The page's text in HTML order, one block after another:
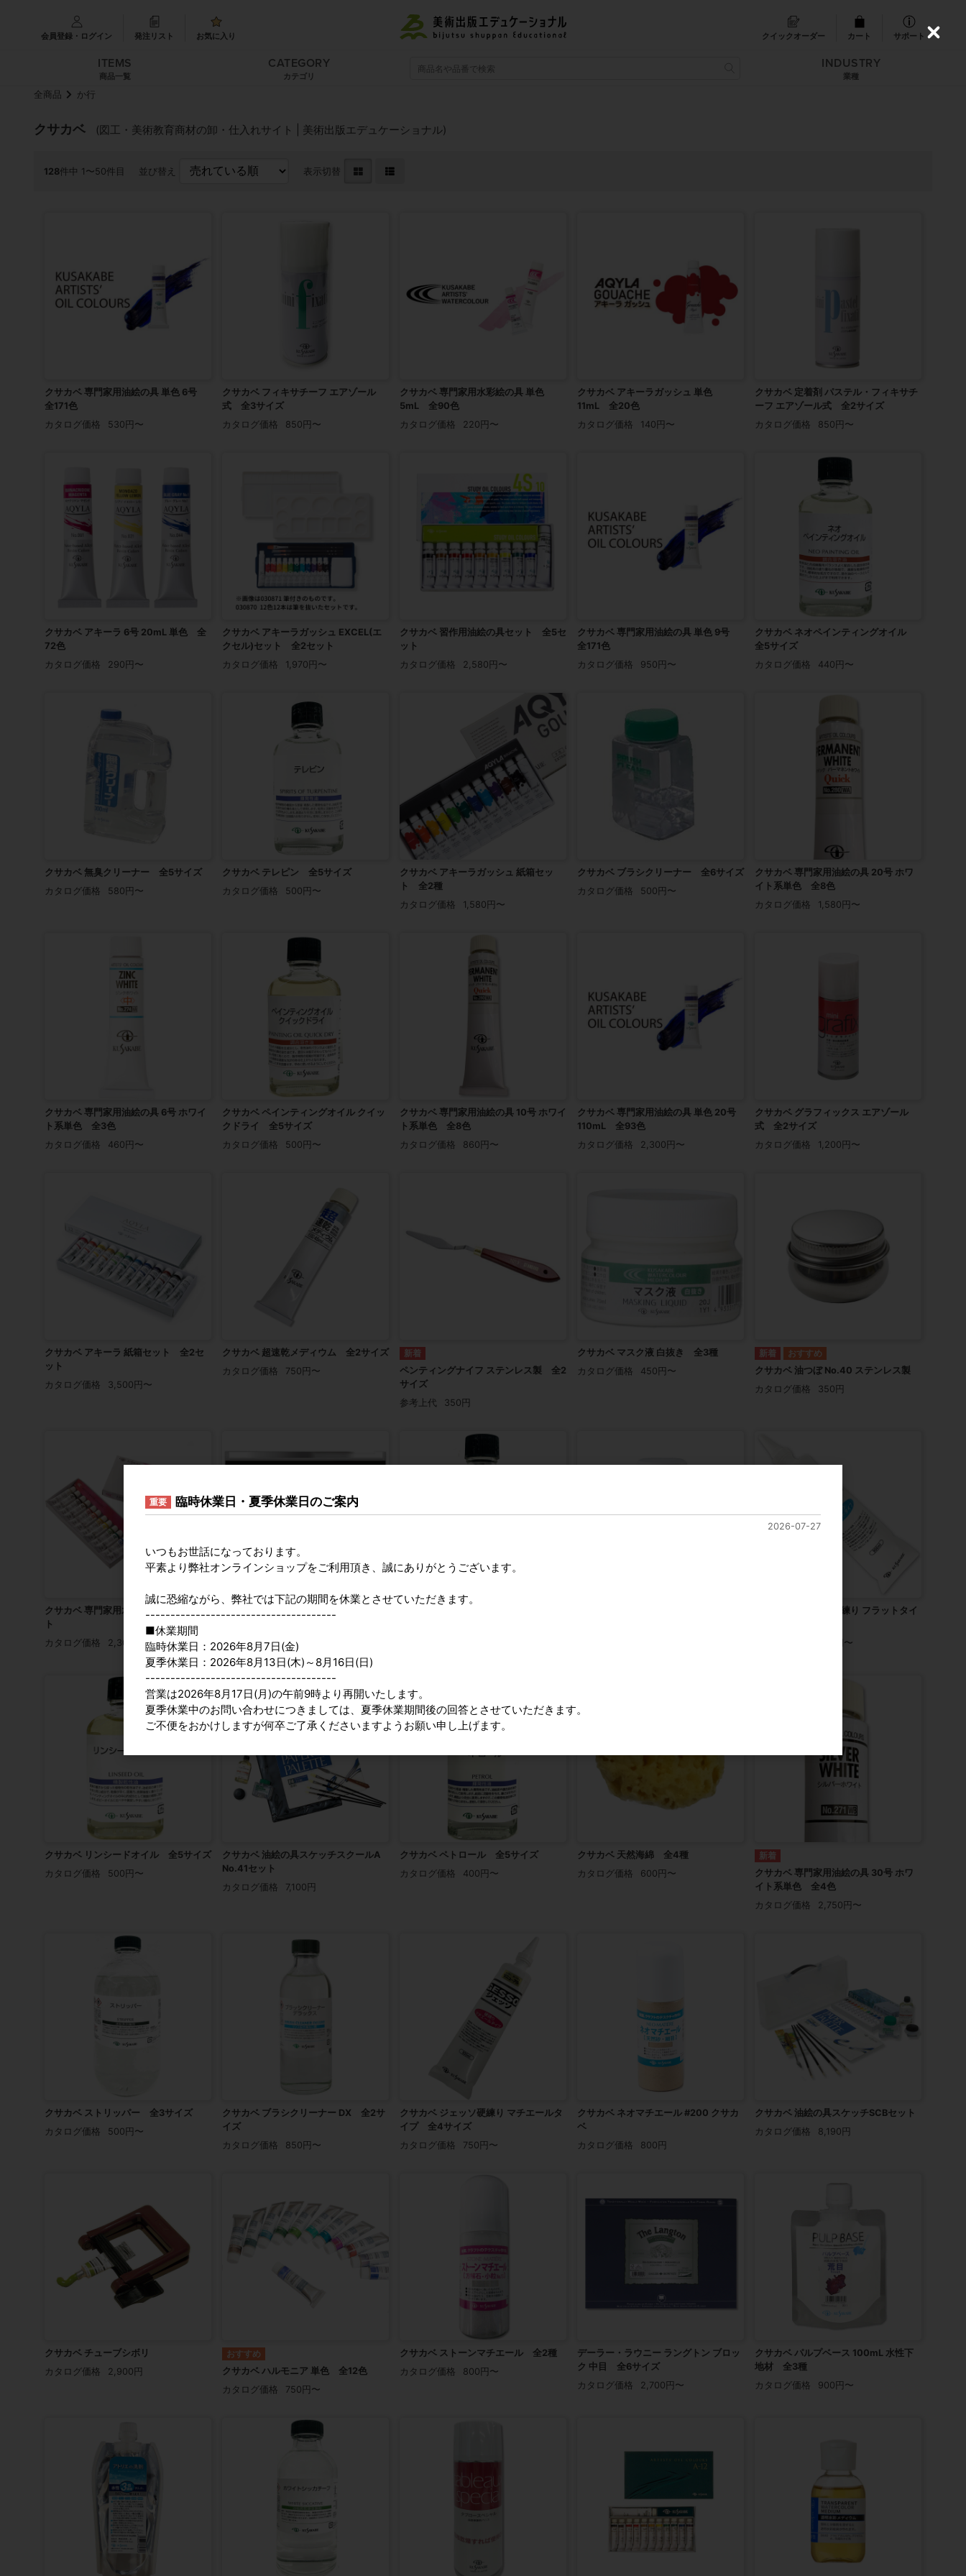
会員登録・ログイン 発注リスト お気に入り クイックオーダー カート サポート
ITEMS
商品一覧
CATEGORY
カテゴリ
INDUSTRY
業種
全商品 か行
クサカベ (図工・美術教育商材の卸・仕入れサイト | 美術出版エデュケーショナル)
128件中 1〜50件目 並び替え 表示切替
クサカベ 専門家用油絵の具 単色 6号
全171色
カタログ価格
530円〜
クサカベ フィキサチーフ エアゾール
式 全3サイズ
カタログ価格
850円〜
クサカベ 専門家用水彩絵の具 単色
5mL 全90色
カタログ価格
220円〜
クサカベ アキーラガッシュ 単色
11mL 全20色
カタログ価格
140円〜
クサカベ 定着剤 パステル・フィキサチ
ーフ エアゾール式 全2サイズ
カタログ価格
850円〜
クサカベ アキーラ 6号 20mL 単色 全
72色
カタログ価格
290円〜
クサカベ アキーラガッシュ EXCEL(エ
クセル)セット 全2セット
カタログ価格
1,970円〜
クサカベ 習作用油絵の具セット 全5セ
ット
カタログ価格
2,580円〜
クサカベ 専門家用油絵の具 単色 9号
全171色
カタログ価格
950円〜
クサカベ ネオペインティングオイル
全5サイズ
カタログ価格
440円〜
クサカベ 無臭クリーナー 全5サイズ
カタログ価格
580円〜
クサカベ テレピン 全5サイズ
カタログ価格
500円〜
クサカベ アキーラガッシュ 紙箱セッ
ト 全2種
カタログ価格
1,580円〜
クサカベ ブラシクリーナー 全6サイズ
カタログ価格
500円〜
クサカベ 専門家用油絵の具 20号 ホワ
イト系単色 全8色
カタログ価格
1,580円〜
クサカベ 専門家用油絵の具 6号 ホワイ
ト系単色 全3色
カタログ価格
460円〜
クサカベ ペインティングオイル クイッ
クドライ 全5サイズ
カタログ価格
500円〜
クサカベ 専門家用油絵の具 10号 ホワイ
ト系単色 全8色
カタログ価格
860円〜
クサカベ 専門家用油絵の具 単色 20号
110mL 全93色
カタログ価格
2,300円〜
クサカベ グラフィックス エアゾール
式 全2サイズ
カタログ価格
1,200円〜
クサカベ アキーラ 紙箱セット 全2セ
ット
カタログ価格
3,500円〜
クサカベ 超速乾メディウム 全2サイズ
カタログ価格
750円〜
ペンティングナイフ ステンレス製 全2
サイズ
参考上代
350円
クサカベ マスク液 白抜き 全3種
カタログ価格
450円〜
クサカベ 油つぼ No.40 ステンレス製
カタログ価格
350円
クサカベ 専門家用水彩絵の具 全6セッ
ト
カタログ価格
2,300円〜
カタログ価格
600円〜
クサカベ ジェッソ軟練り フラットタイ
750円〜
クサカベ リンシードオイル 全5サイズ
カタログ価格
500円〜
クサカベ 油絵の具スケッチスクールA
No.41セット
カタログ価格
7,100円
クサカベ ペトロール 全5サイズ
カタログ価格
400円〜
クサカベ 天然海綿 全4種
カタログ価格
600円〜
クサカベ 専門家用油絵の具 30号 ホワ
イト系単色 全4色
カタログ価格
2,750円〜
クサカベ ストリッパー 全3サイズ
カタログ価格
500円〜
クサカベ ブラシクリーナー DX 全2サ
イズ
カタログ価格
850円〜
クサカベ ジェッソ硬練り マチエールタ
イプ 全4サイズ
カタログ価格
750円〜
クサカベ ネオマチエール #200 クサカ
ベ
カタログ価格
800円
クサカベ 油絵の具スケッチSCBセット
カタログ価格
8,190円
クサカベ チューブシボリ
カタログ価格
2,900円
クサカベ ハルモニア 単色 全12色
カタログ価格
750円〜
クサカベ ストーンマチエール 全2種
カタログ価格
800円〜
デーラー・ラウニー ラングトン ブロッ
ク 中目 全6サイズ
カタログ価格
2,700円〜
クサカベ パルプベース 100mL 水性下
地材 全3種
カタログ価格
900円〜
重要 臨時休業日・夏季休業日のご案内
2026-07-27
いつもお世話になっております。
平素より弊社オンラインショップをご利用頂き、誠にありがとうございます。
誠に恐縮ながら、弊社では下記の期間を休業とさせていただきます。
--------------------------------------
■休業期間
臨時休業日：2026年8月7日(金)
夏季休業日：2026年8月13日(木)～8月16日(日)
--------------------------------------
営業は2026年8月17日(月)の午前9時より再開いたします。
夏季休業中のお問い合わせにつきましては、夏季休業期間後の回答とさせていただきます。
ご不便をおかけしますが何卒ご了承くださいますようお願い申し上げます。
C